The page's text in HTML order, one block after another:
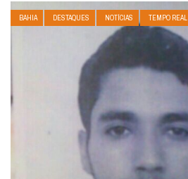
BAHIA DESTAQUES NOTÍCIAS TEMPO REAL